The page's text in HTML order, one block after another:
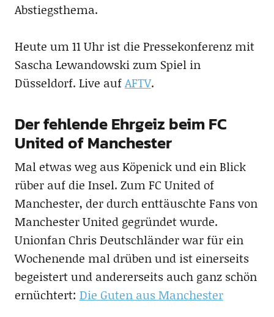
Abstiegsthema.
Heute um 11 Uhr ist die Pressekonferenz mit
Sascha Lewandowski zum Spiel in
Düsseldorf. Live aufAFTV.
Der fehlende Ehrgeiz beim FC
United of Manchester
Mal etwas weg aus Köpenick und ein Blick
rüber auf die Insel. Zum FC United of
Manchester, der durch enttäuschte Fans von
Manchester United gegründet wurde.
Unionfan Chris Deutschländer war für ein
Wochenende mal drüben und ist einerseits
begeistert und andererseits auch ganz schön
ernüchtert: Die Guten aus Manchester